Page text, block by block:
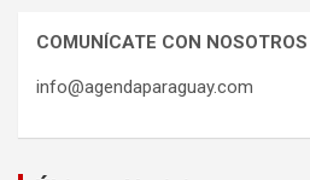
COMUNÍCATE CON NOSOTROS
info@agendaparaguay.com